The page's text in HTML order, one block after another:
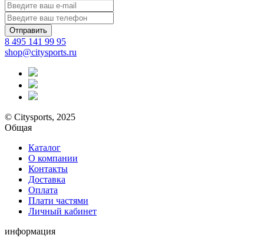
Отправить
8 495 141 99 95
shop@citysports.ru
© Citysports, 2025
Общая
Каталог
О компании
Контакты
Доставка
Оплата
Плати частями
Личный кабинет
информация